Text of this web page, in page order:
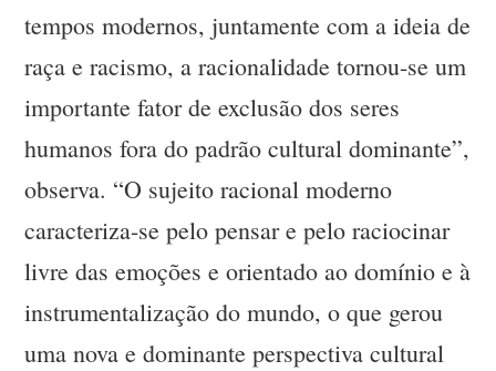
tempos modernos, juntamente com a ideia de
raça e racismo, a racionalidade tornou-se um
importante fator de exclusão dos seres
humanos fora do padrão cultural dominante”,
observa. “O sujeito racional moderno
caracteriza-se pelo pensar e pelo raciocinar
livre das emoções e orientado ao domínio e à
instrumentalização do mundo, o que gerou
uma nova e dominante perspectiva cultural